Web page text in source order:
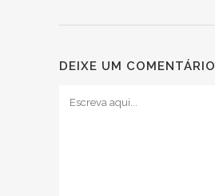
DEIXE UM COMENTÁRIO